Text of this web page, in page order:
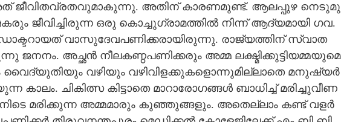
ജീ​വി​ത​വ്ര​ത​വു​മാ​കു​ന്നു​. ​അ​തി​ന് കാ​ര​ണ​മു​ണ്ട്. ആ​ല​പ്പു​ഴ​ നെ​ടു​മു​
ജീ​വി​ച്ചി​രു​ന്ന​ ഒ​രു​ കൊ​ച്ചു​ഗ്രാ​മ​ത്തി​ൽ​ നി​ന്ന് ആ​ദ്യ​മാ​യി ഗ​വ​.
വാ​സു​ദേ​വ​പ​ണി​ക്ക​രാ​യി​രു​ന്നു​. രാ​ജ്യ​ത്തി​ന് സ്വാ​ത​
ജ​ന​നം​. അ​ച്ഛ​ൻ​ നീ​ല​ക​ണ്ഠ​പ​ണി​ക്ക​രും​ അ​മ്മ​ ല​ക്ഷ്മി​ക്കു​ട്ടി​യ​മ്മ​യു​മെ​
വൈ​ദ്യു​തി​യും​ വ​ഴി​യും​ വ​ഴി​വി​ള​ക്കു​ക​ളൊ​ന്നു​മി​ല്ലാ​തെ​ മ​നു​ഷ്യ​ർ​
കാ​ലം​. ചി​കി​ത്സ​ കി​ട്ടാ​തെ​ മാ​റാ​രോ​ഗ​ങ്ങ​ൾ​ ബാ​ധി​ച്ച് മ​രി​ച്ചു​വീ​ണ​
മ​രി​ക്കു​ന്ന​ അ​മ്മ​മാ​രും​ കു​ഞ്ഞു​ങ്ങ​ളും​. അ​തെ​ല്ലാം​ ക​ണ്ട് വ​ള​ർ​